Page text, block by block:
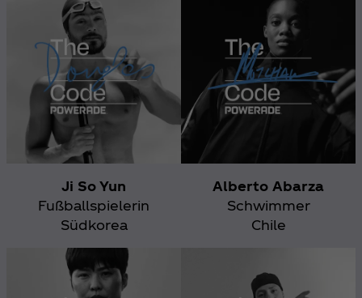
Ji So Yun
Fußballspielerin
Südkorea
Alberto Abarza
Schwimmer
Chile